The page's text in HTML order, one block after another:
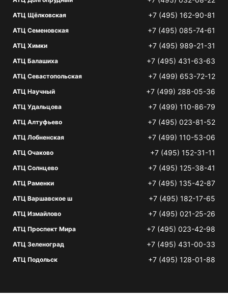
АТЦ Щёлковская +7 (495) 162-90-81
АТЦ Семеновская +7 (495) 085-74-61
АТЦ Химки +7 (495) 989-21-31
АТЦ Балашиха +7 (495) 431-63-63
АТЦ Севастопольская +7 (499) 653-72-12
АТЦ Научный +7 (499) 288-05-36
АТЦ Удальцова +7 (499) 110-86-79
АТЦ Алтуфьево +7 (495) 023-81-52
АТЦ Лобненская +7 (499) 110-53-06
АТЦ Очаково +7 (495) 152-31-11
АТЦ Солнцево +7 (495) 125-38-41
АТЦ Раменки +7 (495) 135-42-87
АТЦ Варшавское ш +7 (495) 182-17-65
АТЦ Измайлово +7 (495) 021-25-26
АТЦ Проспект Мира +7 (495) 023-42-98
АТЦ Зеленоград +7 (495) 431-00-33
АТЦ Подольск +7 (495) 128-01-88